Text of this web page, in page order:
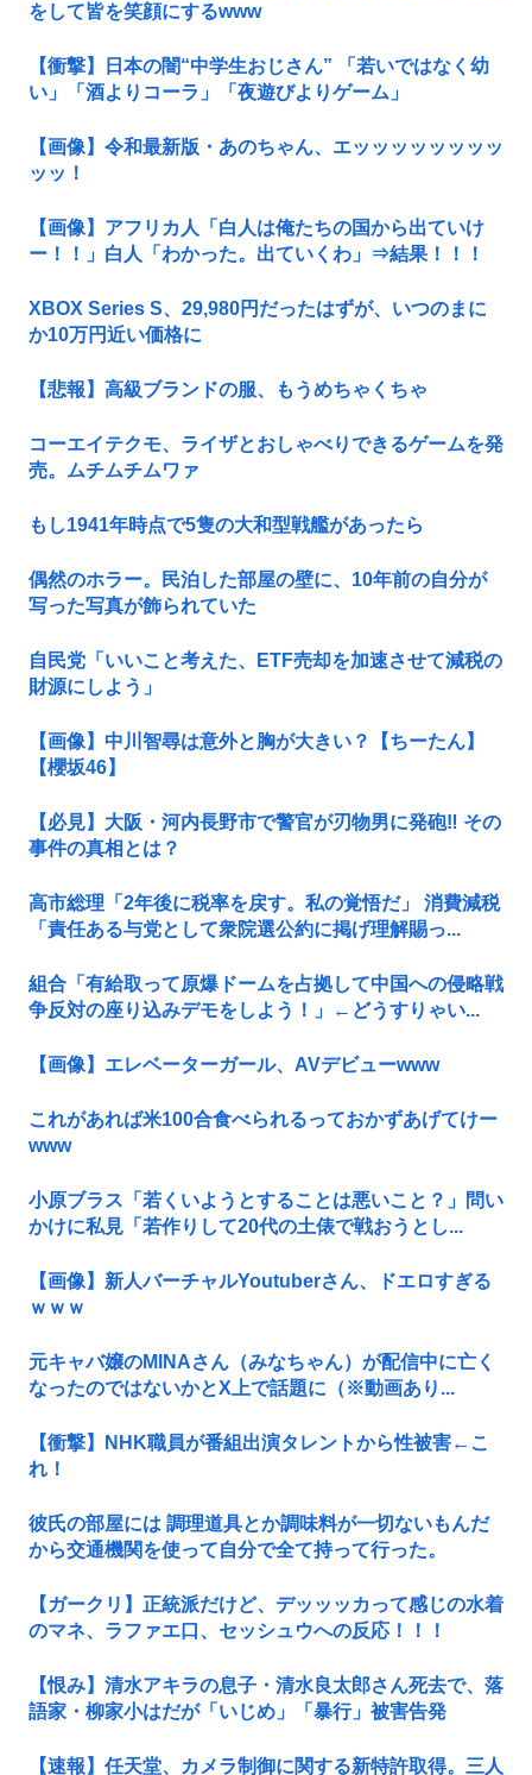
をして皆を笑顔にするwww
【衝撃】日本の闇“中学生おじさん” 「若いではなく幼
い」「酒よりコーラ」「夜遊びよりゲーム」
【画像】令和最新版・あのちゃん、エッッッッッッッッ
ッッ！
【画像】アフリカ人「白人は俺たちの国から出ていけ
ー！！」白人「わかった。出ていくわ」⇒結果！！！
XBOX Series S、29,980円だったはずが、いつのまに
か10万円近い価格に
【悲報】高級ブランドの服、もうめちゃくちゃ
コーエイテクモ、ライザとおしゃべりできるゲームを発
売。ムチムチムワァ
もし1941年時点で5隻の大和型戦艦があったら
偶然のホラー。民泊した部屋の壁に、10年前の自分が
写った写真が飾られていた
自民党「いいこと考えた、ETF売却を加速させて減税の
財源にしよう」
【画像】中川智尋は意外と胸が大きい？【ちーたん】
【櫻坂46】
【必見】大阪・河内長野市で警官が刃物男に発砲‼ その
事件の真相とは？
高市総理「2年後に税率を戻す。私の覚悟だ」 消費減税
「責任ある与党として衆院選公約に掲げ理解賜っ...
組合「有給取って原爆ドームを占拠して中国への侵略戦
争反対の座り込みデモをしよう！」←どうすりゃい...
【画像】エレベーターガール、AVデビューwww
これがあれば米100合食べられるっておかずあげてけー
www
小原ブラス「若くいようとすることは悪いこと？」問い
かけに私見「若作りして20代の土俵で戦おうとし...
【画像】新人バーチャルYoutuberさん、ドエロすぎる
ｗｗｗ
元キャバ嬢のMINAさん（みなちゃん）が配信中に亡く
なったのではないかとX上で話題に（※動画あり...
【衝撃】NHK職員が番組出演タレントから性被害←こ
れ！
彼氏の部屋には 調理道具とか調味料が一切ないもんだ
から交通機関を使って自分で全て持って行った。
【ガークリ】正統派だけど、デッッッカって感じの水着
のマネ、ラファエ口、セッシュウへの反応！！！
【恨み】清水アキラの息子・清水良太郎さん死去で、落
語家・柳家小はだが「いじめ」「暴行」被害告発
【速報】任天堂、カメラ制御に関する新特許取得。三人